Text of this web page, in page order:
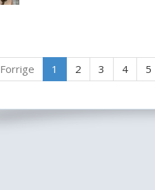
Forrige 1 2 3 4 5